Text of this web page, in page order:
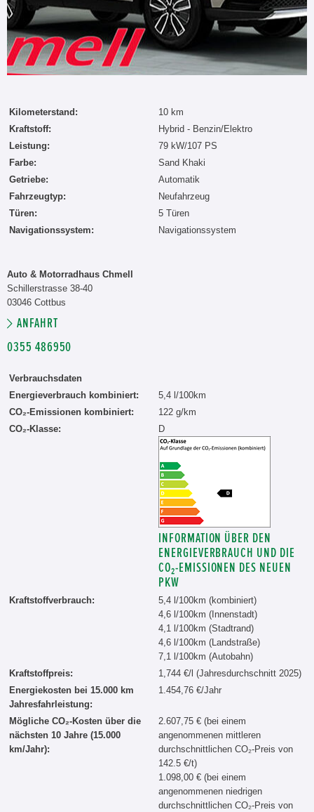
Kilometerstand:
10 km
Kraftstoff:
Hybrid - Benzin/Elektro
Leistung:
79 kW/107 PS
Farbe:
Sand Khaki
Getriebe:
Automatik
Fahrzeugtyp:
Neufahrzeug
Türen:
5 Türen
Navigationssystem:
Navigationssystem
Auto & Motorradhaus Chmell
Schillerstrasse 38-40
03046 Cottbus
ANFAHRT
0355 486950
Verbrauchsdaten
Energieverbrauch kombiniert:
5,4 l/100km
CO₂-Emissionen kombiniert:
122 g/km
CO₂-Klasse:
D
INFORMATION ÜBER DEN
ENERGIEVERBRAUCH UND DIE
CO₂-EMISSIONEN DES NEUEN
PKW
Kraftstoffverbrauch:
5,4 l/100km (kombiniert)
4,6 l/100km (Innenstadt)
4,1 l/100km (Stadtrand)
4,6 l/100km (Landstraße)
7,1 l/100km (Autobahn)
Kraftstoffpreis:
1,744 €/l (Jahresdurchschnitt 2025)
Energiekosten bei 15.000 km
Jahresfahrleistung:
1.454,76 €/Jahr
Mögliche CO₂-Kosten über die
nächsten 10 Jahre (15.000
km/Jahr):
2.607,75 € (bei einem
angenommenen mittleren
durchschnittlichen CO₂-Preis von
142.5 €/t)
1.098,00 € (bei einem
angenommenen niedrigen
durchschnittlichen CO₂-Preis von